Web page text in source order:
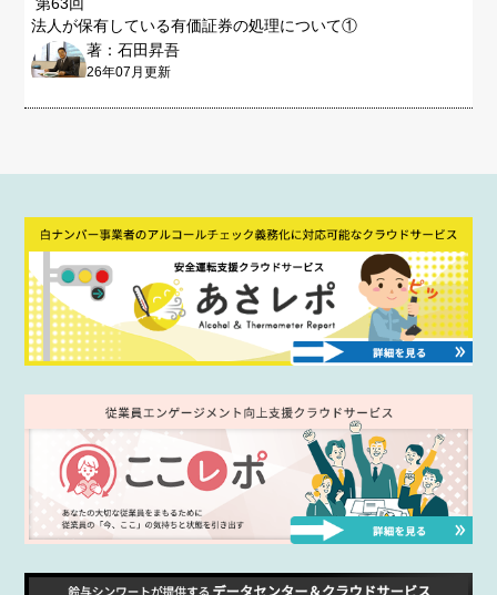
法人が保有している有価証券の処理について①
著：石田昇吾
26年07月更新